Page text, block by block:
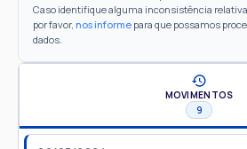
Caso identifique alguma inconsistência
por favor, nos informe para que possamos
dados.
MOVIMENTOS
9